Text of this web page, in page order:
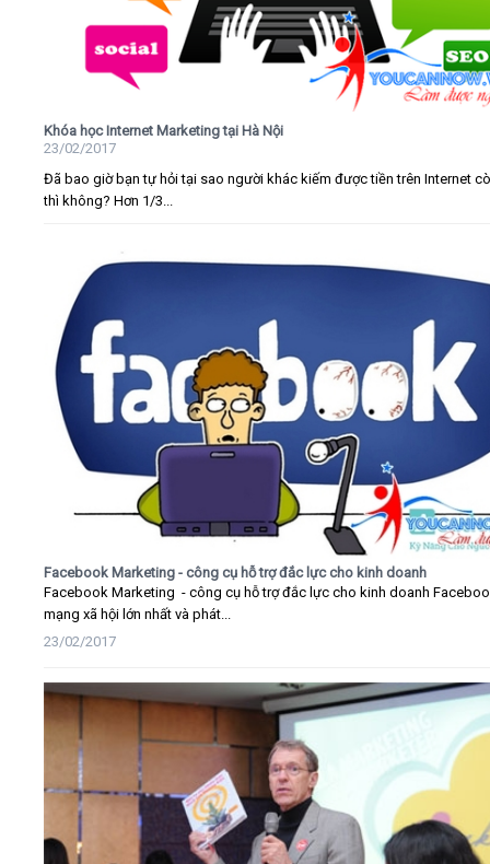
Khóa học Internet Marketing tại Hà Nội
23/02/2017
Đã bao giờ bạn tự hỏi tại sao người khác kiếm được tiền trên Internet
thì không? Hơn 1/3...
Facebook Marketing - công cụ hỗ trợ đắc lực cho kinh doanh
Facebook Marketing - công cụ hỗ trợ đắc lực cho kinh doanh
mạng xã hội lớn nhất và phát...
23/02/2017